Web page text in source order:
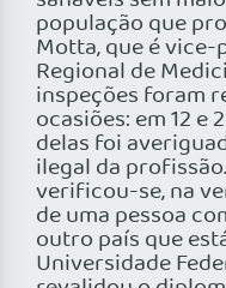
população que
Motta, que é
Regional de
inspeções foram
ocasiões: em 12 e
delas foi
ilegal da
verificou-se, na
de uma pessoa
outro país que
Universidade